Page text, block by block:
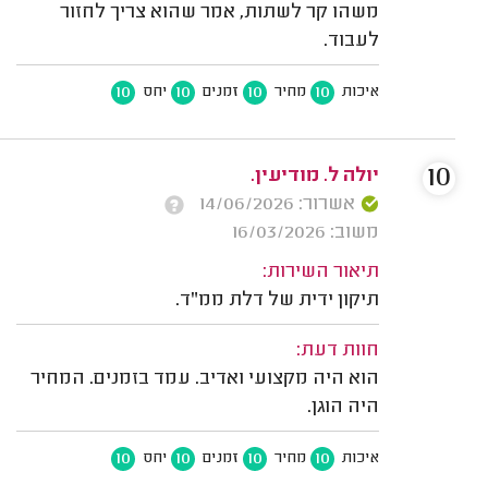
משהו קר לשתות, אמר שהוא צריך לחזור
לעבוד.
איכות 10 מחיר 10 זמנים 10 יחס 10
יולה ל. מודיעין.
אשרור: 14/06/2026
משוב: 16/03/2026
תיאור השירות:
תיקון ידית של דלת ממ"ד.
חוות דעת:
הוא היה מקצועי ואדיב. עמד בזמנים. המחיר
היה הוגן.
איכות 10 מחיר 10 זמנים 10 יחס 10
10